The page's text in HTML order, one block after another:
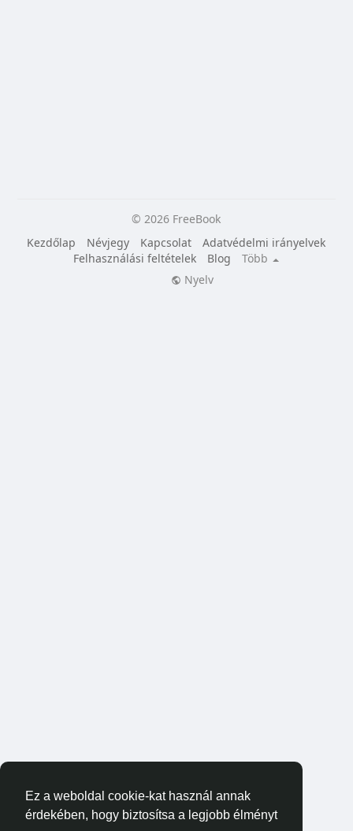
Ez a weboldal cookie-kat használ annak
érdekében, hogy biztosítsa a legjobb élményt
© 2026 FreeBook
Kezdőlap
Névjegy Kapcsolat
Adatvédelmi irányelvek
Felhasználási feltételek
Blog
Több
Nyelv